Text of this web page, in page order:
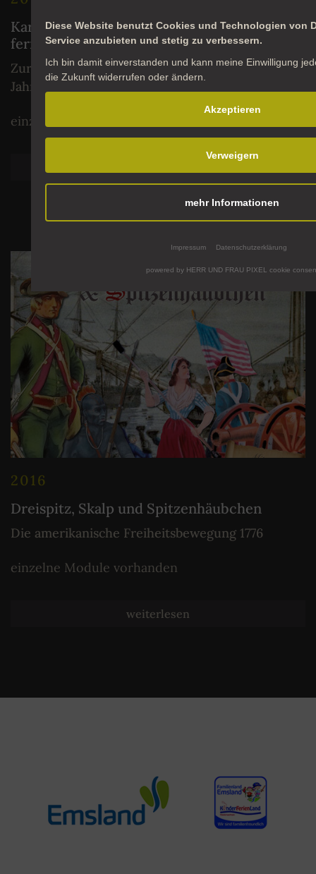
Karte, Kompass, Karavelle – Aufbruch in
ferne Welten
Zur Geschichte der Entdeckungen vom 15. bis 18.
Jahrhundert
einzelne Module vorhanden
2016
Dreispitz, Skalp und Spitzenhäubchen
Die amerikanische Freiheitsbewegung 1776
einzelne Module vorhanden
weiterlesen
Diese Website benutzt Cookies und Technologien von
Service anzubieten und stetig zu verbessern.
Ich bin damit einverstanden und kann meine Einwilligung
die Zukunft widerrufen oder ändern.
Akzeptieren
Verweigern
mehr Informationen
Impressum Datenschutzerklärung
powered by HERR UND FRAU PIXEL cookie